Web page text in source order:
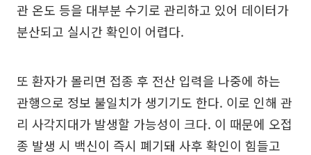
관 온도 등을 대부분 수기로 관리하고 있어 데이터가
분산되고 실시간 확인이 어렵다.
또 환자가 몰리면 접종 후 전산 입력을 나중에 하는
관행으로 정보 불일치가 생기기도 한다. 이로 인해 관
리 사각지대가 발생할 가능성이 크다. 이 때문에 오접
종 발생 시 백신이 즉시 폐기돼 사후 확인이 힘들고